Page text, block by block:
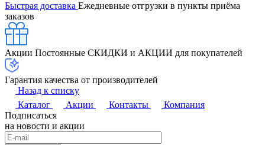
Быстрая доставка Ежедневные отгрузки в пункты приёма
заказов
Акции Постоянные СКИДКИ и АКЦИИ для покупателей
Гарантия качества от производителей
Назад к списку
Каталог
Акции Контакты
Компания
Подписаться
на новости и акции